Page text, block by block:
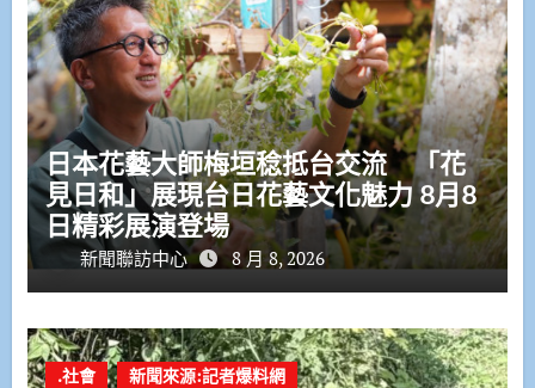
日本花藝大師梅垣稔抵台交流 「花
見日和」展現台日花藝文化魅力 8月8
日精彩展演登場
新聞聯訪中心 8 月 8, 2026
.社會 新聞來源:記者爆料網